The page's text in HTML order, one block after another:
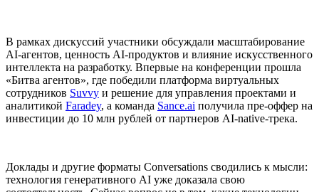
В рамках дискуссий участники обсуждали масштабирование
AI-агентов, ценность AI-продуктов и влияние искусственного
интеллекта на разработку. Впервые на конференции прошла
«Битва агентов», где победили платформа виртуальных
сотрудников Suvvy и решение для управления проектами и
аналитикой Faradey, а команда Sance.ai получила пре-оффер на
инвестиции до 10 млн рублей от партнеров AI-native-трека.
Доклады и другие форматы Conversations сводились к мысли:
технология генеративного AI уже доказала свою